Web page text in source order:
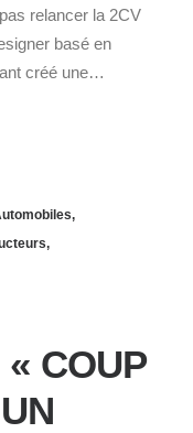
relancer la 2CV
basé en
créé une…
,
,
COUP